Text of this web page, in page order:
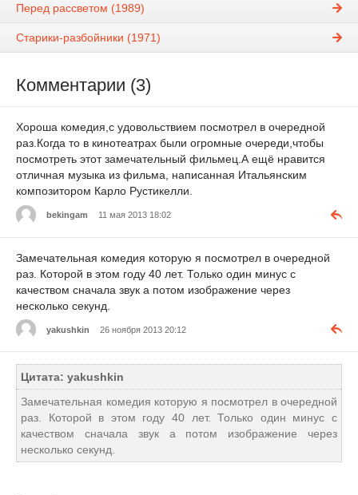
Перед рассветом (1989)
Старики-разбойники (1971)
Комментарии (3)
Хороша комедия,с удовольствием посмотрел в очередной
раз.Когда то в кинотеатрах были огромные очереди,чтобы
посмотреть этот замечательный фильмец.А ещё нравится
отличная музыка из фильма, написанная Итальянским
композитором Карло Рустикелли.
bekingam 11 мая 2013 18:02
Замечательная комедия которую я посмотрел в очередной
раз. Которой в этом году 40 лет. Только один минус с
качеством сначала звук а потом изображение через
несколько секунд.
yakushkin 26 ноября 2013 20:12
Цитата: yakushkin
Замечательная комедия которую я посмотрел в очередной
раз. Которой в этом году 40 лет. Только один минус с
качеством сначала звук а потом изображение через
несколько секунд.